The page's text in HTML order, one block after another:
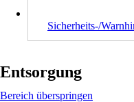
Sicherheits-/
Entsorgung
Bereich überspringen